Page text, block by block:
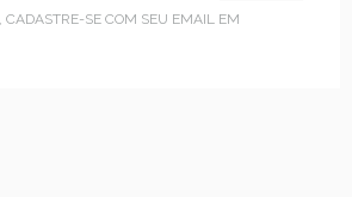
CADASTRE-SE COM SEU EMAIL EM